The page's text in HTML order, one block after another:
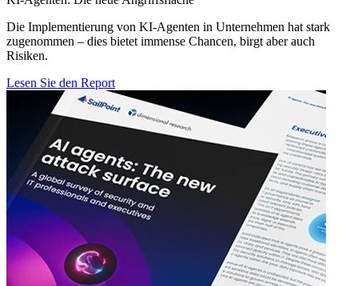
Die Implementierung von KI-Agenten in Unternehmen hat stark
zugenommen – dies bietet immense Chancen, birgt aber auch
Risiken.
Lesen Sie den Report